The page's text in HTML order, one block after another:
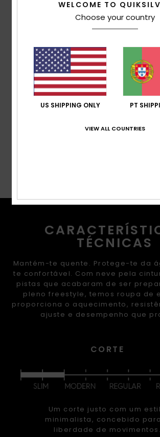
calor e respirabilidade
capuz fixo, compatível com
sistema de ajuste de bloqueio de cordão
Zíperes:zíper resistente à água
Bolsos:bolso para passe na manga,
2 bolsos para aquecer as mãos, bolso
em tela
Punhos:polainas no pulso elásticas
[Tecido principal] 100%
TÉCNICAS
Mantém-te quente. Protege-te da
te confortável. Com neve pela
pistas que acabaram de ser
pleno freestyle, temos roupa de
proporciona o aquecimento,
ajuste e desempenho que
CORTE
Um corte justo com um
minimalista, concebido
liberdade de movimentos.
WELCOME TO
Choose your country
US SHIPPING ONLY PT
VIEW ALL COUNTRIES